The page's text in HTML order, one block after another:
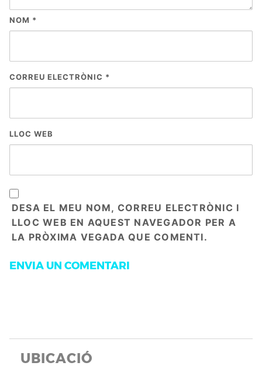
NOM *
CORREU ELECTRÒNIC *
LLOC WEB
DESA EL MEU NOM, CORREU ELECTRÒNIC I
LLOC WEB EN AQUEST NAVEGADOR PER A
LA PRÒXIMA VEGADA QUE COMENTI.
UBICACIÓ